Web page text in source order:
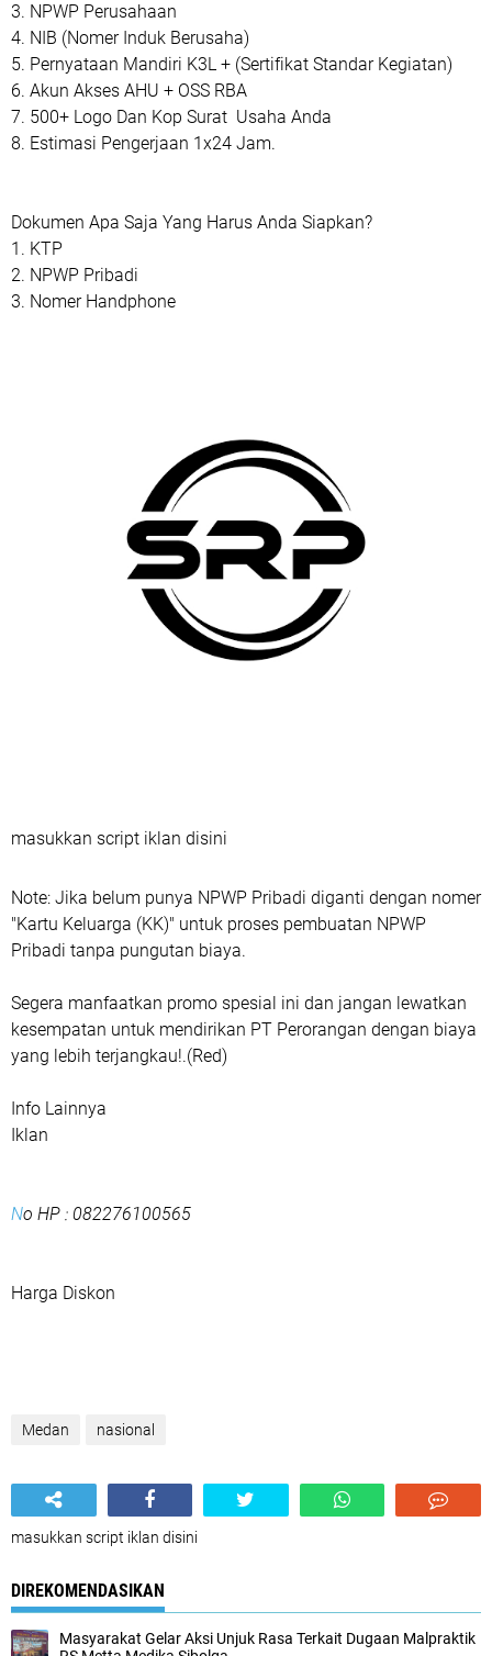
3. NPWP Perusahaan
4. NIB (Nomer Induk Berusaha)
5. Pernyataan Mandiri K3L + (Sertifikat Standar Kegiatan)
6. Akun Akses AHU + OSS RBA
7. 500+ Logo Dan Kop Surat Usaha Anda
8. Estimasi Pengerjaan 1x24 Jam.
Dokumen Apa Saja Yang Harus Anda Siapkan?
1. KTP
2. NPWP Pribadi
3. Nomer Handphone
masukkan script iklan disini
Note: Jika belum punya NPWP Pribadi diganti dengan nomer
"Kartu Keluarga (KK)" untuk proses pembuatan NPWP
Pribadi tanpa pungutan biaya.
Segera manfaatkan promo spesial ini dan jangan lewatkan
kesempatan untuk mendirikan PT Perorangan dengan biaya
yang lebih terjangkau!.(Red)
Info Lainnya
Iklan
No HP : 082276100565
Harga Diskon
Medan nasional
masukkan script iklan disini
DIREKOMENDASIKAN
Masyarakat Gelar Aksi Unjuk Rasa Terkait Dugaan Malpraktik